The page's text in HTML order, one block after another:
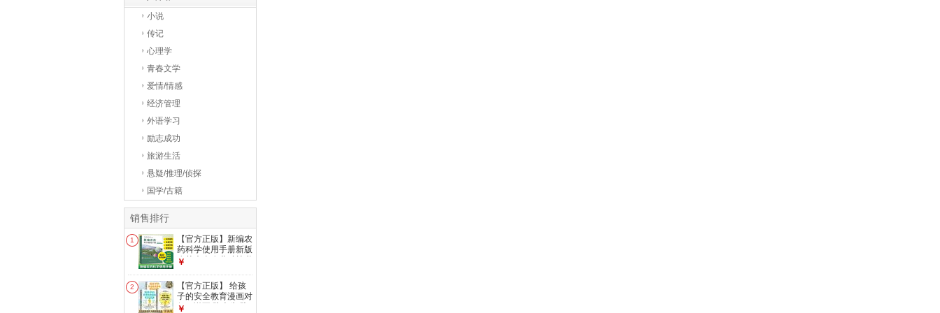
小说
传记
心理学
青春文学
爱情/情感
经济管理
外语学习
励志成功
旅游生活
悬疑/推理/侦探
国学/古籍
销售排行
1
【官方正版】新编农
药科学使用手册新版
农药大全农业种植书
编农药科学使用手册
【咨询优惠】
￥
2
【官方正版】 给孩
子的安全教育漫画对
侵犯说不 防走失 防
￥